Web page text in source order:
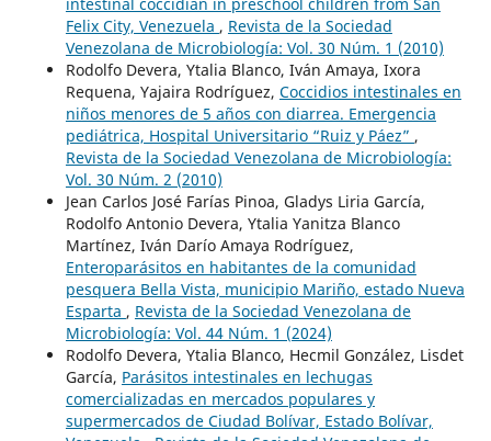
Felix City, Venezuela , Revista de la Sociedad
Venezolana de Microbiología: Vol. 30 Núm. 1 (2010)
Rodolfo Devera, Ytalia Blanco, Iván Amaya, Ixora
Requena, Yajaira Rodríguez, Coccidios intestinales en
niños menores de 5 años con diarrea. Emergencia
pediátrica, Hospital Universitario “Ruiz y Páez” ,
Revista de la Sociedad Venezolana de Microbiología:
Vol. 30 Núm. 2 (2010)
Jean Carlos José Farías Pinoa, Gladys Liria García,
Rodolfo Antonio Devera, Ytalia Yanitza Blanco
Martínez, Iván Darío Amaya Rodríguez,
Enteroparásitos en habitantes de la comunidad
pesquera Bella Vista, municipio Mariño, estado Nueva
Esparta , Revista de la Sociedad Venezolana de
Microbiología: Vol. 44 Núm. 1 (2024)
Rodolfo Devera, Ytalia Blanco, Hecmil González, Lisdet
García, Parásitos intestinales en lechugas
comercializadas en mercados populares y
supermercados de Ciudad Bolívar, Estado Bolívar,